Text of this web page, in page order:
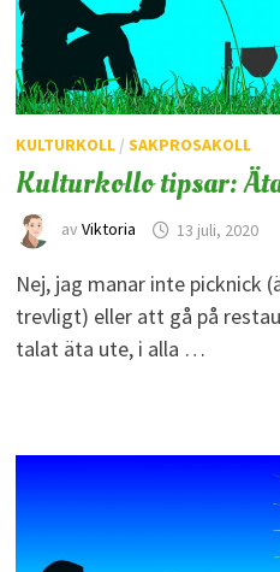
KULTURKOLL/ SAKPROSAKOLL
Kulturkollo tipsar:
av Viktoria 13 juli, 2020
Nej, jag manar inte picknick
trevligt) eller att gå på
talat äta ute, i alla …